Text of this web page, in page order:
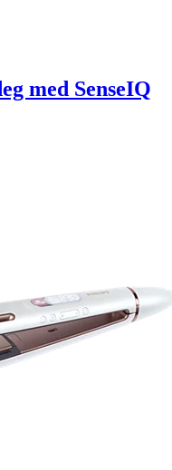
med SenseIQ